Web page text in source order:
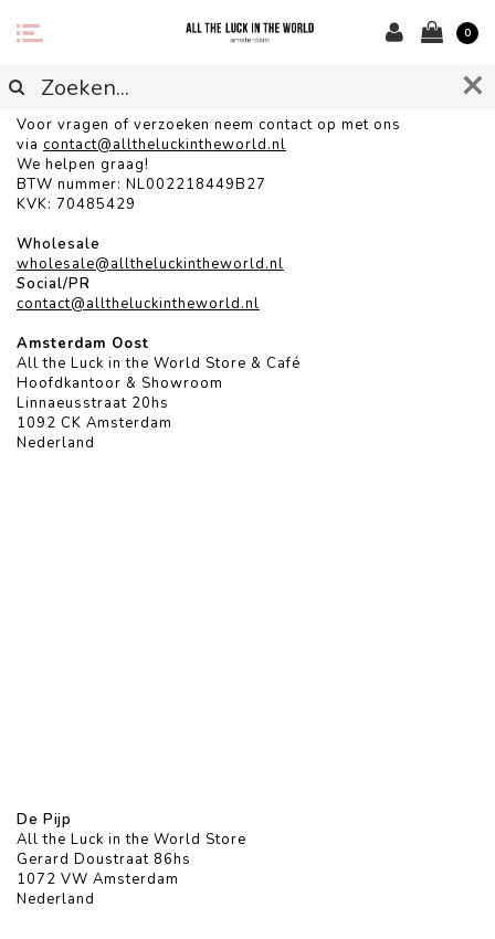
0
CONTACT
Voor vragen of verzoeken neem contact op met ons
via contact@alltheluckintheworld.nl
We helpen graag!
BTW nummer: NL002218449B27
KVK: 70485429
Wholesale
wholesale@alltheluckintheworld.nl
Social/PR
contact@alltheluckintheworld.nl
Amsterdam Oost
All the Luck in the World Store & Café
Hoofdkantoor & Showroom
Linnaeusstraat 20hs
1092 CK Amsterdam
Nederland
De Pijp
All the Luck in the World Store
Gerard Doustraat 86hs
1072 VW Amsterdam
Nederland